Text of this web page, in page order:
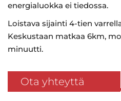
energialuokka ei tiedossa.
Loistava sijainti 4-tien
Keskustaan matkaa 6km,
minuutti.
Ota yhteyttä